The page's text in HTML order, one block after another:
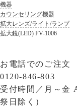
機器
カウンセリング機器
拡大レンズ/ライト/ランプ
拡大鏡(LED) FV-1006
お電話でのご注文
0120-846-803
受付時間／ 月～金
祭日除く）